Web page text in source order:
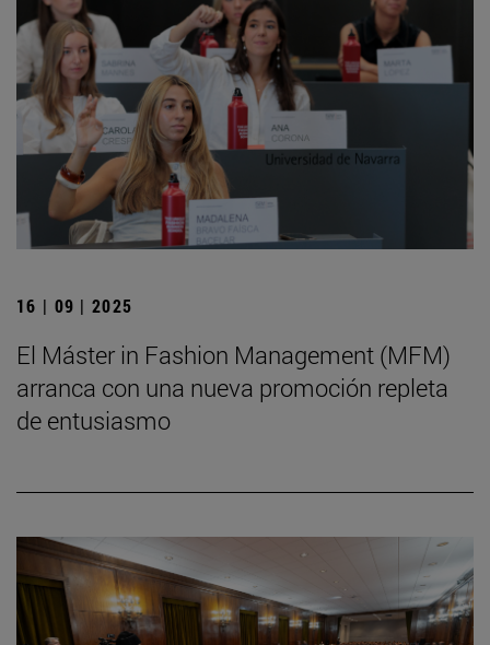
16 | 09 | 2025
El Máster in Fashion Management (MFM)
arranca con una nueva promoción repleta
de entusiasmo